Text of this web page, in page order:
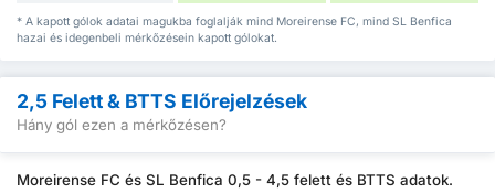
* A kapott gólok adatai magukba foglalják mind Moreirense FC, mind SL Benfica
hazai és idegenbeli mérkőzésein kapott gólokat.
2,5 Felett & BTTS Előrejelzések
Hány gól ezen a mérkőzésen?
Moreirense FC és SL Benfica 0,5 - 4,5 felett és BTTS adatok.